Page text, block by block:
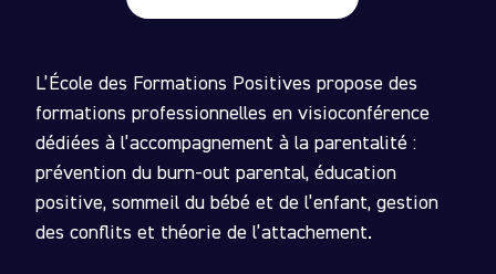
L’École des Formations Positives propose des
formations professionnelles en visioconférence
dédiées à l’accompagnement à la parentalité :
prévention du burn-out parental, éducation
positive, sommeil du bébé et de l’enfant, gestion
des conflits et théorie de l’attachement.